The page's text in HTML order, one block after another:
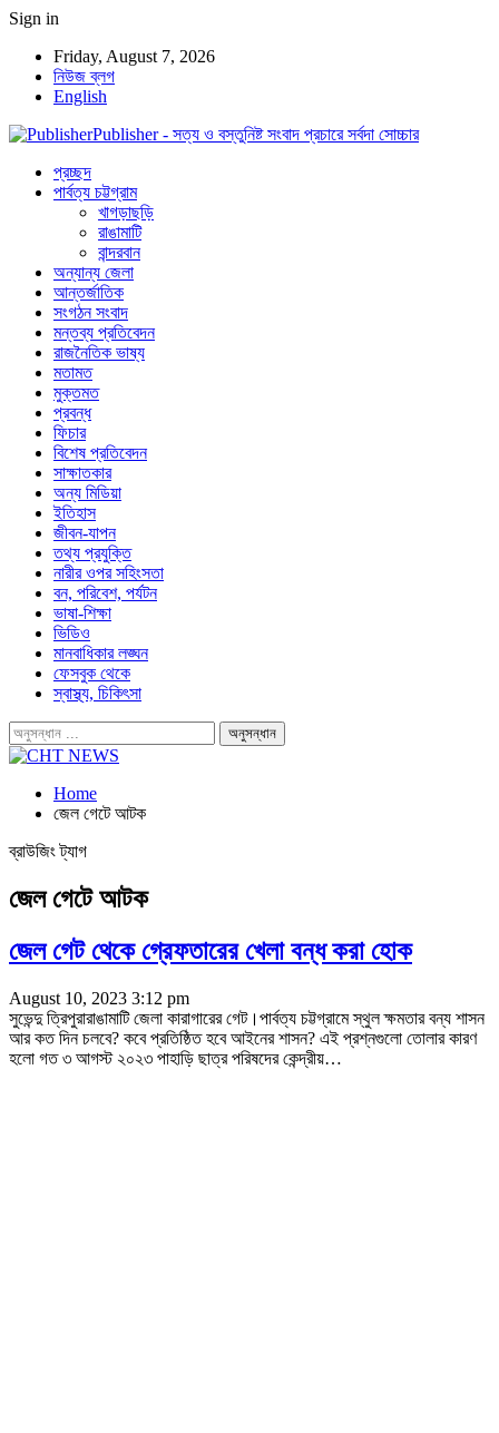
Sign in
Friday, August 7, 2026
নিউজ ব্লগ
English
Publisher - সত্য ও বস্তুনিষ্ট সংবাদ প্রচারে সর্বদা সোচ্চার
প্রচ্ছদ
পার্বত্য চট্টগ্রাম
খাগড়াছড়ি
রাঙামাটি
বান্দরবান
অন্যান্য জেলা
আন্তর্জাতিক
সংগঠন সংবাদ
মন্তব্য প্রতিবেদন
রাজনৈতিক ভাষ্য
মতামত
মুক্তমত
প্রবন্ধ
ফিচার
বিশেষ প্রতিবেদন
সাক্ষাতকার
অন্য মিডিয়া
ইতিহাস
জীবন-যাপন
তথ্য প্রযুক্তি
নারীর ওপর সহিংসতা
বন, পরিবেশ, পর্যটন
ভাষা-শিক্ষা
ভিডিও
মানবাধিকার লঙ্ঘন
ফেসবুক থেকে
স্বাস্থ্য, চিকিৎসা
Home
জেল গেটে আটক
ব্রাউজিং ট্যাগ
জেল গেটে আটক
জেল গেট থেকে গ্রেফতারের খেলা বন্ধ করা হোক
August 10, 2023 3:12 pm
সুভেন্দু ত্রিপুরারাঙামাটি জেলা কারাগারের গেট।পার্বত্য চট্টগ্রামে স্থুল ক্ষমতার বন্য শাসন
আর কত দিন চলবে? কবে প্রতিষ্ঠিত হবে আইনের শাসন? এই প্রশ্নগুলো তোলার কারণ
হলো গত ৩ আগস্ট ২০২৩ পাহাড়ি ছাত্র পরিষদের কেন্দ্রীয়…